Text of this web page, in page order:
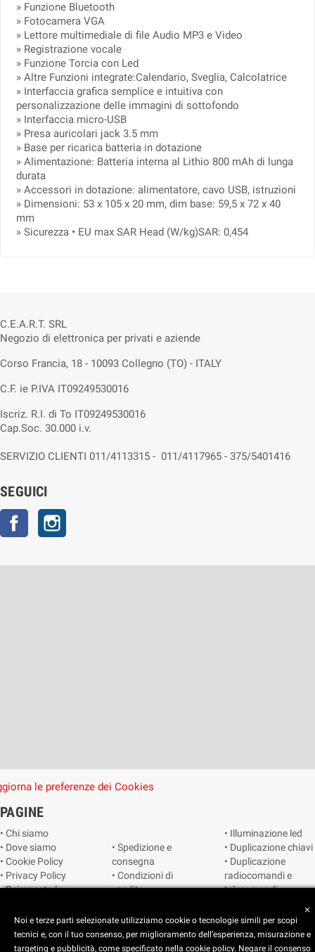
» Funzione Bluetooth
» Fotocamera VGA
» Lettore multimediale di file Audio MP3 e Video
» Registrazione vocale
» Funzione Torcia con Led
» Altre Funzioni integrate:Calendario, Sveglia, Calcolatrice
» Interfaccia grafica semplice e intuitiva con
personalizzazione delle immagini di sottofondo
» Interfaccia micro-USB
» Presa auricolari jack 3.5 mm
» Base per ricarica batteria in dotazione
» Alimentazione: Batteria interna al Lithio 800 mAh di lunga
durata
» Accessori in dotazione: alimentatore, cavo USB, istruzioni
» Dimensioni: 53 x 105 x 20 mm, dim base: 59,5 x 72 x 40
mm
» Sicurezza • EU max SAR Head (W/kg)SAR: 0,454
C.E.A.R.T. SRL
Negozio di elettronica per privati e aziende
Corso Francia, 18 - 10093 Collegno (TO) - ITALY
C.F. ie P.IVA IT09249530016
Iscriz. R.I. di To IT09249530016
Cap.Soc. 30.000 i.v.
SERVIZIO CLIENTI 011/4113315 - 011/4117965 - 375/5401416
SEGUICI
Facebook
le preferenze dei Cookies
PAGINE
• Chi siamo
• Dove siamo
• Cookie Policy
• Privacy Policy
• Reimposta le
cookie
• Spedizione e
consegna
• Condizioni di
vendita
• Illuminazione led
• Duplicazione chiavi
• Duplicazione
radiocomandi e
telecomandi
• Video sorveglianza
close
Noi e terze parti selezionate utilizziamo cookie o tecnologie simili per scopi
tecnici e, con il tuo consenso, per miglioramento dell’esperienza, misurazione e
targeting e pubblicità, come specificato nella cookie policy. Negare il consenso